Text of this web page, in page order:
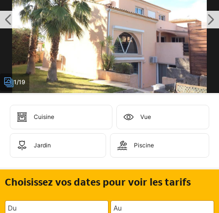
1/19
Cuisine Vue
Jardin Piscine
Choisissez vos dates pour voir les tarifs
Du Au